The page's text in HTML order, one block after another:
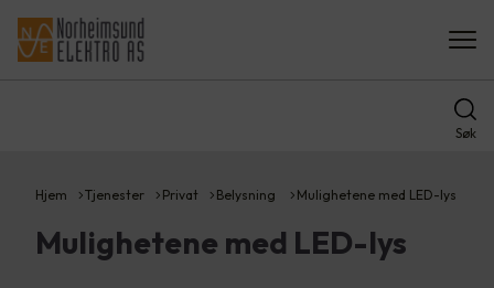
Søk
Hjem Tjenester Privat Belysning Mulighetene med LED-lys
Mulighetene med LED-lys